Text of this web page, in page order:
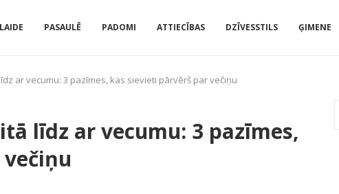
PASAULĒ PADOMI ATTIECĪBAS DZĪVESSTILS ĢIMENE
ar vecumu: 3 pazīmes, kas sievieti pārvērš par večiņu
līdz ar vecumu: 3 pazīmes,